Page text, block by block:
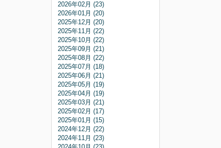
2026年02月 (23)
2026年01月 (20)
2025年12月 (20)
2025年11月 (22)
2025年10月 (22)
2025年09月 (21)
2025年08月 (22)
2025年07月 (18)
2025年06月 (21)
2025年05月 (19)
2025年04月 (19)
2025年03月 (21)
2025年02月 (17)
2025年01月 (15)
2024年12月 (22)
2024年11月 (23)